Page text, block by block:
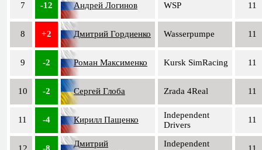
7 -12 Андрей Логинов WSP 11
8 +2 Дмитрий Гордиенко Wasserpumpe 11
9 -2 Роман Максименко Kursk SimRacing 11
10 -2 Сергей Глоба Zrada 4Real 11
11 -4 Кирилл Пащенко
Independent
Drivers
11
Дмитрий
Independent